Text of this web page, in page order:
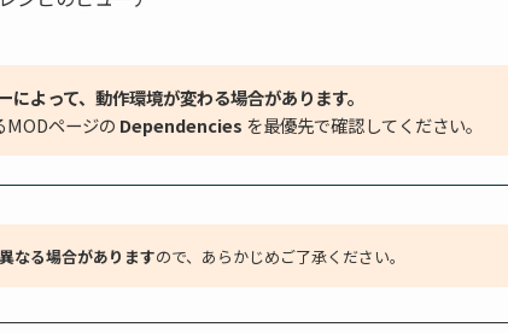
よって、動作環境が変わる場合があります。
MODページの Dependencies を最優先で確認してください。
なる場合がありますので、あらかじめご了承ください。